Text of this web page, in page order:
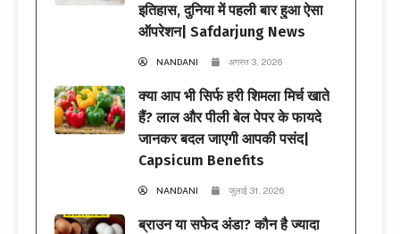
इतिहास, दुनिया में पहली बार हुआ ऐसा
ऑपरेशन| Safdarjung News
NANDANI अगस्त 3, 2026
क्या आप भी सिर्फ हरी शिमला मिर्च खाते
हैं? लाल और पीली बेल पेपर के फायदे
जानकर बदल जाएगी आपकी पसंद|
Capsicum Benefits
NANDANI जुलाई 31, 2026
ब्राउन या सफेद अंडा? कौन है ज्यादा